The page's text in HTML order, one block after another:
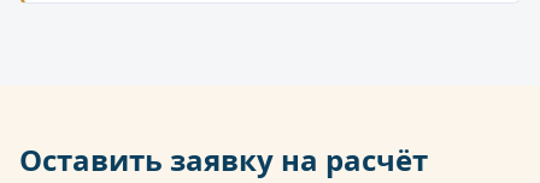
веществ (например, оксидов азота, диоксида
Оставить заявку на расчёт